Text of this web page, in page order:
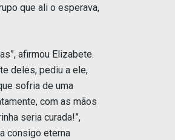
que ali o esperava,
afirmou Elizabete.
deles, pediu a ele,
sofria de uma
com as mãos
seria curada!”,
consigo eterna